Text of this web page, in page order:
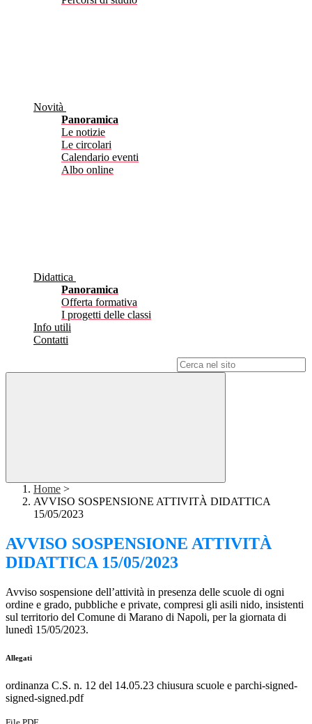
Novità
Panoramica
Le notizie
Le circolari
Calendario eventi
Albo online
Didattica
Panoramica
Offerta formativa
I progetti delle classi
Info utili
Contatti
Home >
AVVISO SOSPENSIONE ATTIVITÀ DIDATTICA
15/05/2023
AVVISO SOSPENSIONE ATTIVITÀ
DIDATTICA 15/05/2023
Avviso sospensione dell’attività in presenza delle scuole di ogni
ordine e grado, pubbliche e private, compresi gli asili nido, insistenti
sul territorio del Comune di Marano di Napoli, per la giornata di
lunedì 15/05/2023.
Allegati
ordinanza C.S. n. 12 del 14.05.23 chiusura scuole e parchi-signed-
signed-signed.pdf